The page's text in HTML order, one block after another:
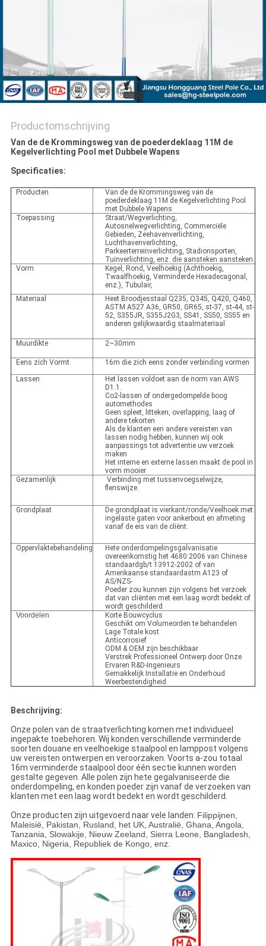
Productomschrijving
Van de de Krommingsweg van de poederdeklaag 11M de
Kegelverlichting Pool met Dubbele Wapens
Specificaties:
Producten
Van de de Krommingsweg van de
poederdeklaag 11M de Kegelverlichting Pool
met Dubbele Wapens
Toepassing
Straat/Wegverlichting,
Autosnelwegverlichting, Commerciële
Gebieden, Zeehavenverlichting,
Luchthavenverlichting,
Parkeerterreinverlichting, Stadionsporten,
Tuinverlichting, enz. die aansteken aansteken.
Vorm
Kegel, Rond, Veelhoekig (Achthoekig,
Twaalfhoekig, Verminderde Hexadecagonal,
enz.), Tubulair,
Materiaal
Heet Broodjesstaal Q235, Q345, Q420, Q460,
ASTM A527 A36, GR50, GR65, st-37, st-44, st-
52, S355JR, S355J2G3, SS41, SS50, SS55 en
anderen gelijkwaardig staalmateriaal
Muurdikte 2~30mm
Eens zich Vormt
16m die zich eens zonder verbinding vormen
Lassen
Het lassen voldoet aan de norm van AWS
D1.1.
Co2-lassen of ondergedompelde boog
automethodes
Geen spleet, litteken, overlapping, laag of
andere tekorten
Als de klanten een andere vereisten van
lassen nodig hebben, kunnen wij ook
aanpassings tot advertentie uw verzoek
maken
Het interne en externe lassen maakt de pool in
vorm mooier
Gezamenlijk
Verbinding met tussenvoegselwijze,
flenswijze.
Grondplaat
De grondplaat is vierkant/ronde/Veelhoek met
ingelaste gaten voor ankerbout en afmeting
vanaf de eis van de cliënt.
Oppervlaktebehandeling
Hete onderdompelingsgalvanisatie
overeenkomstig het 4680:2006 van Chinese
standaardgb/t 13912-2002 of van
Amerikaanse standaardastm A123 of
AS/NZS-
Poeder zou kunnen zijn volgens het verzoek
dat van cliënten met een laag wordt bedekt of
wordt geschilderd
Voordelen
Korte Bouwcyclus
Geschikt om Volumeorden te behandelen
Lage Totale kost
Anticorrosief
ODM & OEM zijn beschikbaar
Verstrek Professioneel Ontwerp door Onze
Ervaren R&D-Ingenieurs
Gemakkelijk Installatie en Onderhoud
Weerbestendigheid
Beschrijving:
Onze polen van de straatverlichting komen met individueel
ingepakte toebehoren. Wij konden verschillende verminderde
soorten douane en veelhoekige staalpool en lamppost volgens
uw vereisten ontwerpen en veroorzaken. Voorts a-zou totaal
16m verminderde staalpool door één sectie kunnen worden
gestalte gegeven. Alle polen zijn hete gegalvaniseerde die
onderdompeling, en konden poeder zijn vanaf de verzoeken van
klanten met een laag wordt bedekt en wordt geschilderd.
Onze producten zijn uitgevoerd naar vele landen: Filippijnen,
Maleisië, Pakistan, Rusland, het UK, Australië, Ghana, Angola,
Tanzania, Slowakije, Nieuw Zeeland, Sierra Leone, Bangladesh,
Maxico, Nigeria, Republiek de Kongo, enz.